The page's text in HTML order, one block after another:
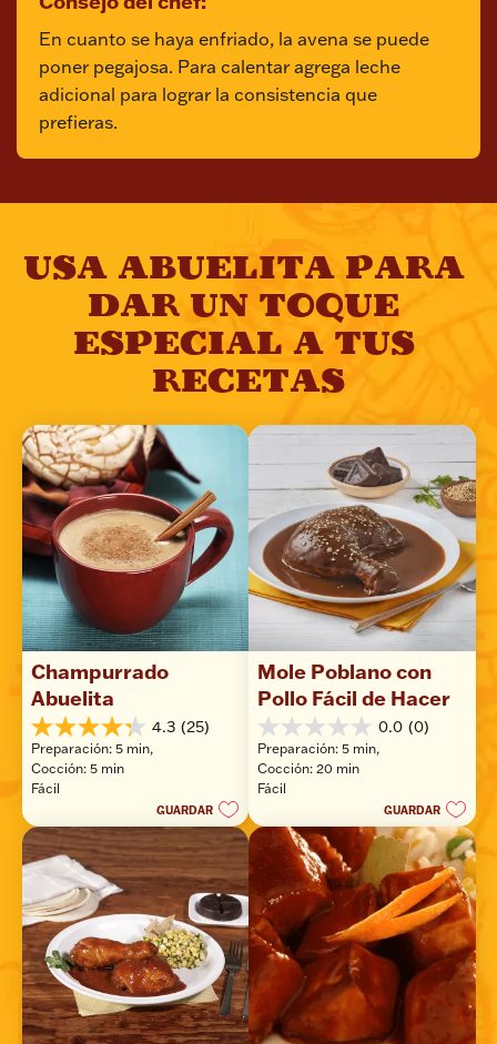
En cuanto se haya enfriado, la avena se puede
poner pegajosa. Para calentar agrega leche
adicional para lograr la consistencia que
prefieras.
USA ABUELITA PARA
DAR UN TOQUE
ESPECIAL A TUS
RECETAS
Champurrado
Abuelita
4.3 (25)
4.3
de
5
estrellas.
reseñas
Preparación: 5 min,
Cocción: 5 min
Fácil
GUARDAR
Mole Poblano con
Pollo Fácil de Hacer
0.0 (0)
0.0
de
5
estrellas.
Preparación: 5 min,
Cocción: 20 min
Fácil
GUARDAR